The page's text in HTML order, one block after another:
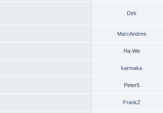
Dirk
MarcAndree
Ha-We
karmaka
Peter5
FrankZ